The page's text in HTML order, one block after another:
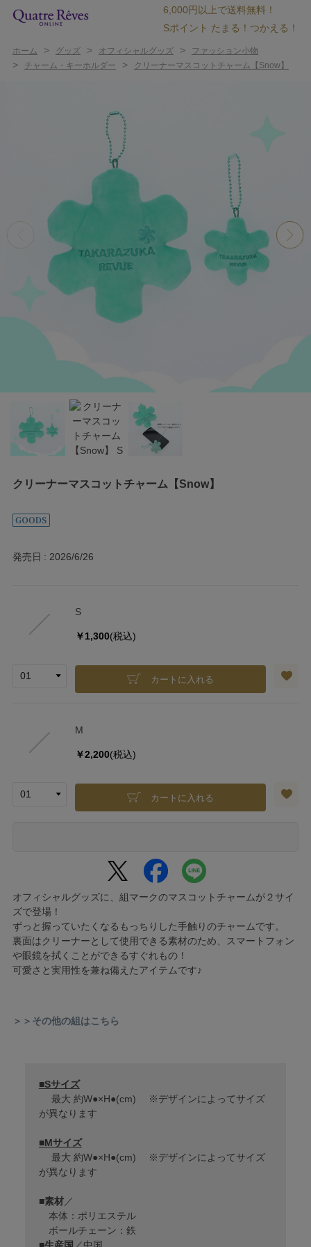
6,000円以上で送料無料！
Sポイント たまる！つかえる！
ホーム > グッズ > オフィシャルグッズ > ファッション小物
> チャーム・キーホルダー > クリーナーマスコットチャーム【Snow】
クリーナーマスコットチャーム【Snow】
発売日 2026/6/26
S
￥1,300(税込)
カートに入れる
M
￥2,200(税込)
カートに入れる
オフィシャルグッズに、組マークのマスコットチャームが２サイ
ズで登場！
ずっと握っていたくなるもっちりした手触りのチャームです。
裏面はクリーナーとして使用できる素材のため、スマートフォン
や眼鏡を拭くことができるすぐれもの！
可愛さと実用性を兼ね備えたアイテムです♪
＞＞その他の組はこちら
■Sサイズ
最大 約W●×H●(cm) ※デザインによってサイズ
が異なります
■Mサイズ
最大 約W●×H●(cm) ※デザインによってサイズ
が異なります
■素材／
本体：ポリエステル
ボールチェーン：鉄